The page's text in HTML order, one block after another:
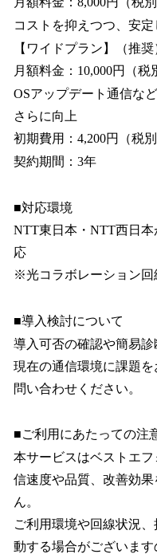
コストを抑えつつ、安
【ワイドプラン】（推奨
月額料金：10,000円（税
OSアップデート通信な
さらに向上
初期費用：4,200円（税別
契約期間：3年
■対応環境
NTT東日本・NTT西日
応
※光コラボレーション回
■導入検討について
導入可否の確認や簡易診
現在の通信環境に課題
問い合わせください。
■ご利用にあたっての注
本サービスはベストエ
信速度や品質、改善効
ん。
ご利用環境や回線状況
動する場合がございま